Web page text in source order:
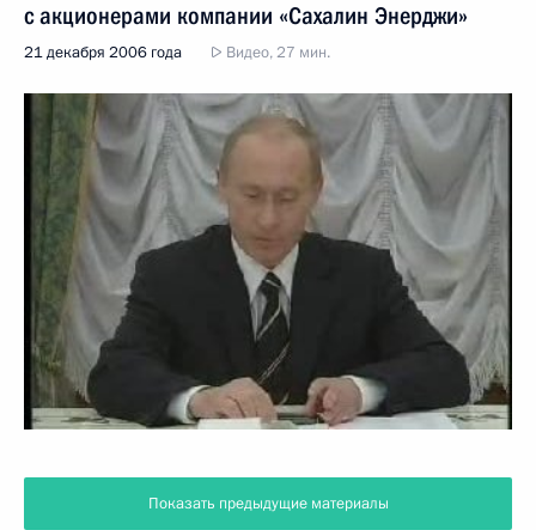
с акционерами компании «Сахалин Энерджи»
21 декабря 2006 года Видео, 27 мин.
Показать предыдущие материалы